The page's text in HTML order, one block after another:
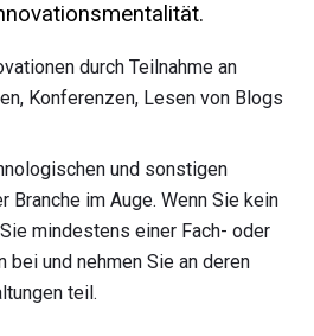
durch Teilnahme an
Konferenzen, Lesen von Blogs
und sonstigen
Branche im Auge. Wenn Sie kein
mindestens einer Fach- oder
bei und nehmen Sie an deren
teil.